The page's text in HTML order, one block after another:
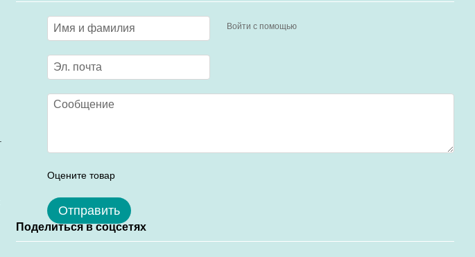
Войти с помощью
Оцените товар
Отправить
Поделиться в соцсетях